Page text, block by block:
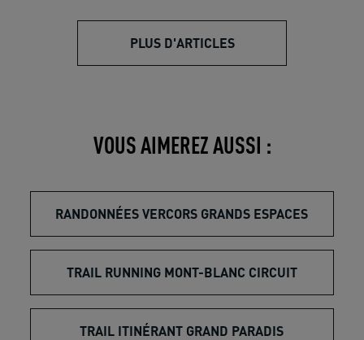
PLUS D'ARTICLES
VOUS AIMEREZ AUSSI :
RANDONNÉES VERCORS GRANDS ESPACES
TRAIL RUNNING MONT-BLANC CIRCUIT
TRAIL ITINÉRANT GRAND PARADIS